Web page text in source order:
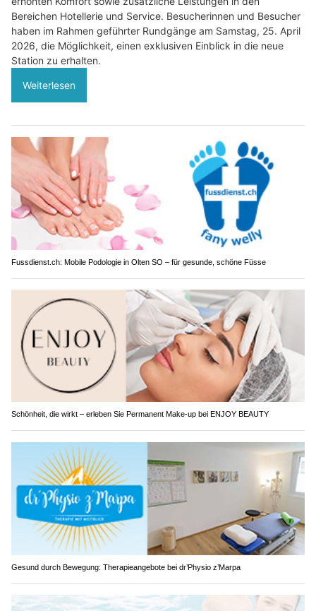
Bereichen Hotellerie und Service. Besucherinnen und Besucher
haben im Rahmen geführter Rundgänge am Samstag, 25. April
2026, die Möglichkeit, einen exklusiven Einblick in die neue
Station zu erhalten.
Weiterlesen
Fussdienst.ch: Mobile Podologie in Olten SO – für gesunde, schöne Füsse
Schönheit, die wirkt – erleben Sie Permanent Make-up bei ENJOY BEAUTY
Gesund durch Bewegung: Therapieangebote bei dr’Physio z’Marpa